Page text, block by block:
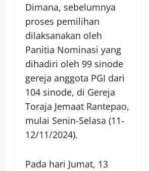
Dimana, sebelumnya
proses pemilihan
dilaksanakan oleh
Panitia Nominasi yang
dihadiri oleh 99 sinode
gereja anggota PGI dari
104 sinode, di Gereja
Toraja Jemaat Rantepao,
mulai Senin-Selasa (11-
12/11/2024).
Pada hari Jumat, 13